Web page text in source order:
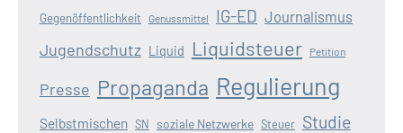
Gegenöffentlichkeit Genussmittel IG-ED Journalismus
Jugendschutz Liquid Liquidsteuer Petition
Presse Propaganda Regulierung
Selbstmischen SN soziale Netzwerke Steuer Studie